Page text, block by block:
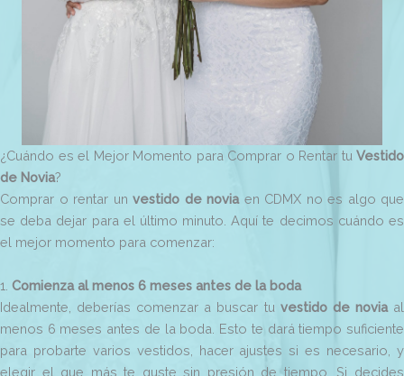
¿Cuándo es el Mejor Momento para Comprar o Rentar tu Vestido
de Novia?
Comprar o rentar un vestido de noviaen CDMX no es algo que
se deba dejar para el último minuto. Aquí te decimos cuándo es
el mejor momento para comenzar:
1. Comienza al menos 6 meses antes de la boda
Idealmente, deberías comenzar a buscar tu vestido de noviaal
menos 6 meses antes de la boda. Esto te dará tiempo suficiente
para probarte varios vestidos, hacer ajustes si es necesario, y
elegir el que más te guste sin presión de tiempo. Si decides